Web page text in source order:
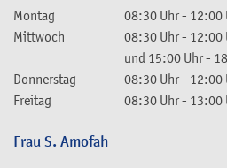
Montag 08:30 Uhr- 12:00
Mittwoch
08:30 Uhr- 12:00
und 15:00 Uhr-
Donnerstag
08:30 Uhr- 12:00
Freitag
08:30 Uhr- 13:00
FrauS. Amofah